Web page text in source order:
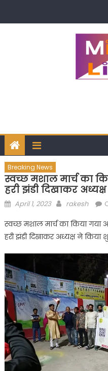
Breaking News
स्वच्छ मशाल मार्च का
हरी झंडी दिखाकर
Posted
April 1, 2023 Author
rakesh
स्वच्छ मशाल मार्च का किया गया
हरी झंडी दिखाकर अध्यक्ष ने किया